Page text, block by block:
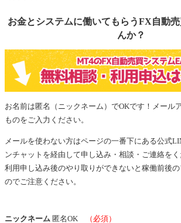
お金とシステムに働いてもらうFX自動
んか？
お名前は匿名（ニックネーム）でOKです！メール
ものをご入力ください。
メールを使わない方はページの一番下にある公式
ンチャットを経由して申し込み・相談・ご連絡をく
利用申し込み後のやり取りができないと稼働前後
のでご注意ください。
ニックネーム 匿名OK （必須）